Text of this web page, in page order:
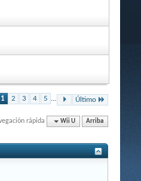
1 2 3 4 5 ... Último
rápida Wii U Arriba